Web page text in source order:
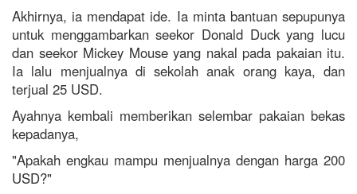
Akhirnya, ia mendapat ide. Ia minta bantuan sepupunya
untuk menggambarkan seekor Donald Duck yang lucu
dan seekor Mickey Mouse yang nakal pada pakaian itu.
Ia lalu menjualnya di sekolah anak orang kaya, dan
terjual 25 USD.
Ayahnya kembali memberikan selembar pakaian bekas
kepadanya,
"Apakah engkau mampu menjualnya dengan harga 200
USD?"